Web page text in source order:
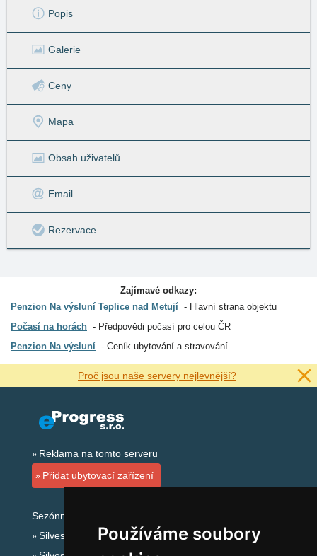
Používáme soubory
Popis
Galerie
Ceny
Mapa
Obsah uživatelů
Email
Rezervace
Zajímavé odkazy:
Penzion Na výsluní Teplice nad Metují
Hlavní strana objektu
Počasí na horách
Předpovědi počasí pro celou ČR
Penzion Na výsluní
Ceník ubytování a stravování
Proč jsou naše servery nejlevnější?
Reklama na tomto serveru
Přidat ubytovací zařízení
Sezónní odkazy:
Silvester Orlické hory